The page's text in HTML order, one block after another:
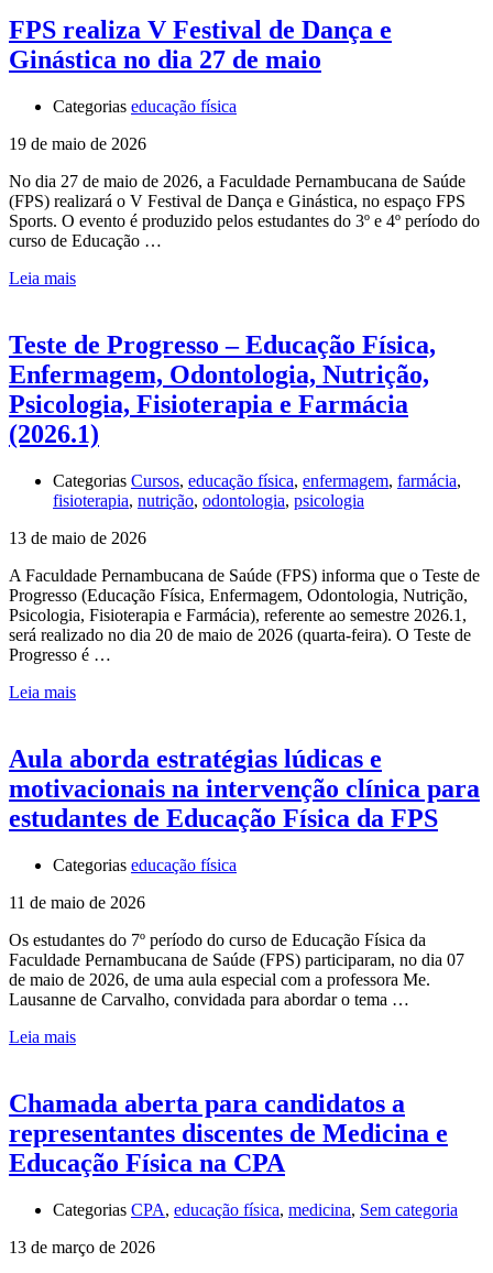
FPS realiza V Festival de Dança e
Ginástica no dia 27 de maio
Categorias educação física
19 de maio de 2026
No dia 27 de maio de 2026, a Faculdade Pernambucana de Saúde
(FPS) realizará o V Festival de Dança e Ginástica, no espaço FPS
Sports. O evento é produzido pelos estudantes do 3º e 4º período do
curso de Educação …
Leia mais
Teste de Progresso – Educação Física,
Enfermagem, Odontologia, Nutrição,
Psicologia, Fisioterapia e Farmácia
(2026.1)
Categorias Cursos, educação física, enfermagem, farmácia,
fisioterapia, nutrição, odontologia, psicologia
13 de maio de 2026
A Faculdade Pernambucana de Saúde (FPS) informa que o Teste de
Progresso (Educação Física, Enfermagem, Odontologia, Nutrição,
Psicologia, Fisioterapia e Farmácia), referente ao semestre 2026.1,
será realizado no dia 20 de maio de 2026 (quarta-feira). O Teste de
Progresso é …
Leia mais
Aula aborda estratégias lúdicas e
motivacionais na intervenção clínica para
estudantes de Educação Física da FPS
Categorias educação física
11 de maio de 2026
Os estudantes do 7º período do curso de Educação Física da
Faculdade Pernambucana de Saúde (FPS) participaram, no dia 07
de maio de 2026, de uma aula especial com a professora Me.
Lausanne de Carvalho, convidada para abordar o tema …
Leia mais
Chamada aberta para candidatos a
representantes discentes de Medicina e
Educação Física na CPA
Categorias CPA, educação física, medicina, Sem categoria
13 de março de 2026